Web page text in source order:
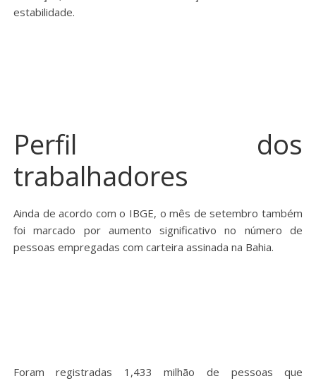
estabilidade.
Perfil dos
trabalhadores
Ainda de acordo com o IBGE, o mês de setembro também
foi marcado por aumento significativo no número de
pessoas empregadas com carteira assinada na Bahia.
Foram registradas 1,433 milhão de pessoas que